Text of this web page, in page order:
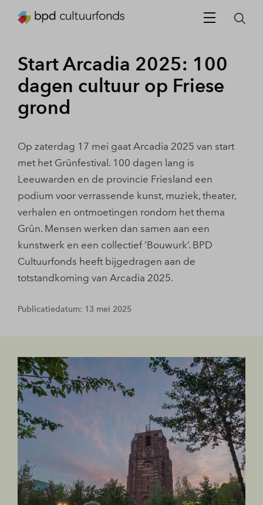
Start Arcadia 2025: 100
dagen cultuur op Friese
grond
Op zaterdag 17 mei gaat Arcadia 2025 van start
met het Grûnfestival. 100 dagen lang is
Leeuwarden en de provincie Friesland een
podium voor verrassende kunst, muziek, theater,
verhalen en ontmoetingen rondom het thema
Grûn. Mensen werken dan samen aan een
kunstwerk en een collectief ‘Bouwurk’. BPD
Cultuurfonds heeft bijgedragen aan de
totstandkoming van Arcadia 2025.
Publicatiedatum: 13 mei 2025